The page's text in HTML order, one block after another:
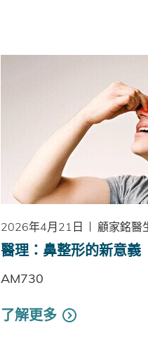
2026年4月21日 顧家銘醫
醫理：鼻整形的新意義
AM730
了解更多